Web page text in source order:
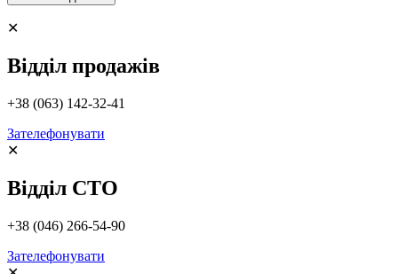
✕
Відділ продажів
+38 (063) 142-32-41
Зателефонувати
✕
Відділ СТО
+38 (046) 266-54-90
Зателефонувати